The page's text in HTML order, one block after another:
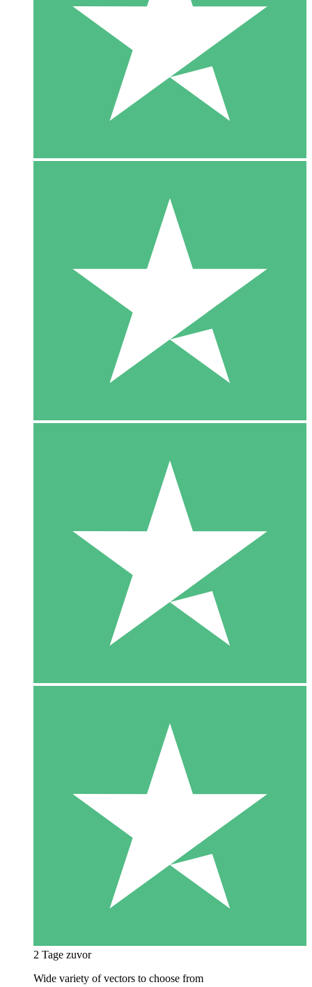
2 Tage zuvor
Wide variety of vectors to choose from